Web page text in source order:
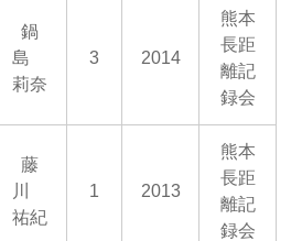
鍋
島
莉奈
3 2014
熊本
長距
離記
録会
藤
川
祐紀
1 2013
熊本
長距
離記
録会